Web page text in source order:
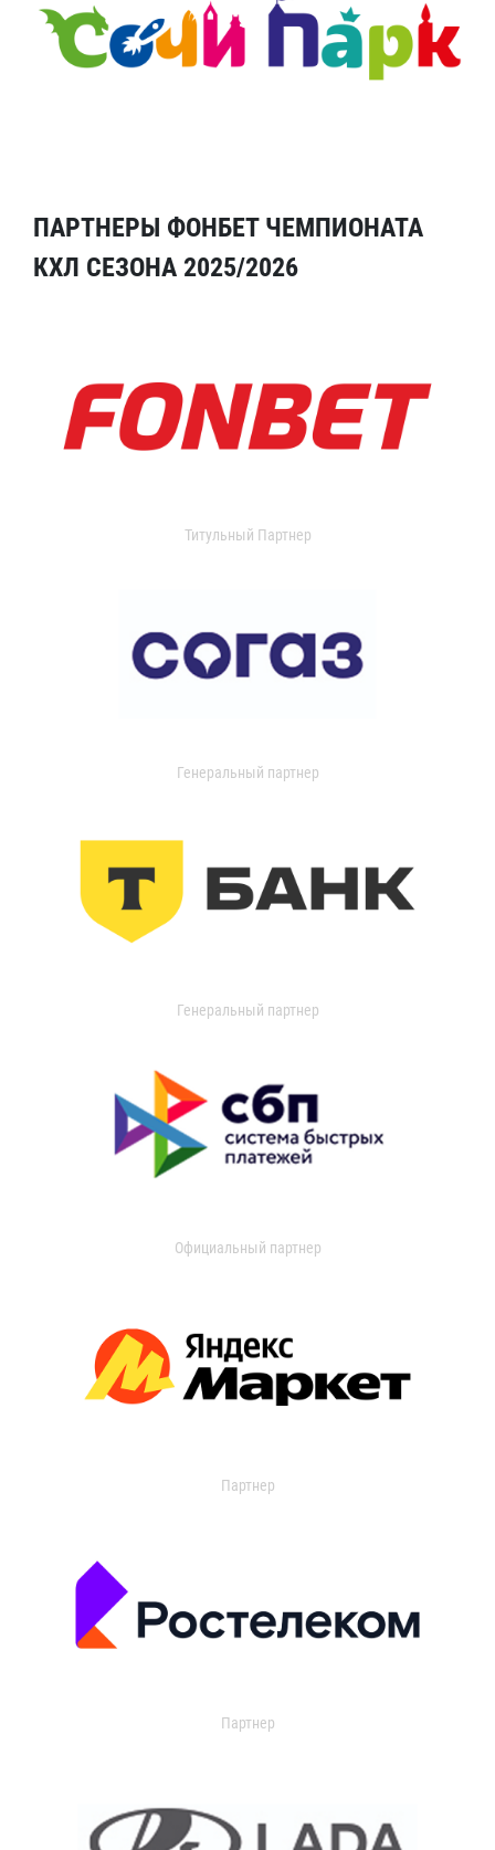
ПАРТНЕРЫ ФОНБЕТ ЧЕМПИОНАТА
КХЛ СЕЗОНА 2025/2026
Титульный Партнер
Генеральный партнер
Генеральный партнер
Официальный партнер
Партнер
Партнер